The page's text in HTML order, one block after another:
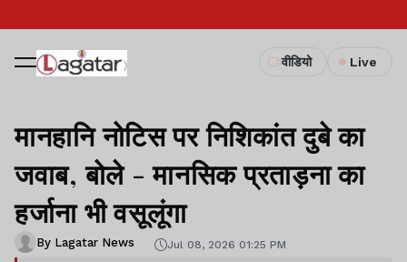
वीडियो Live
मानहानि नोटिस पर निशिकांत दुबे का
जवाब, बोले - मानसिक प्रताड़ना का
हर्जाना भी वसूलूंगा
By Lagatar News Jul 08, 2026 01:25 PM